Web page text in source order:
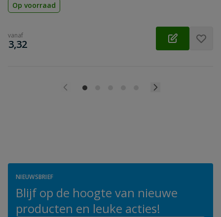
Op voorraad
vanaf
€
3,32
NIEUWSBRIEF
Blijf op de hoogte van nieuwe
producten en leuke acties!